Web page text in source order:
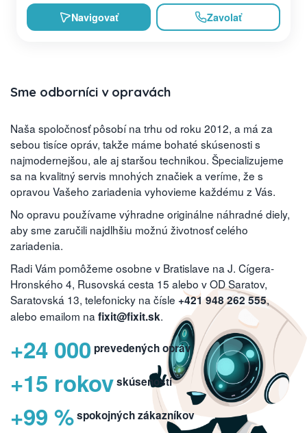
Navigovať Zavolať
Sme odborníci v opravách
Naša spoločnosť pôsobí na trhu od roku 2012, a má za
sebou tisíce opráv, takže máme bohaté skúsenosti s
najmodernejšou, ale aj staršou technikou. Špecializujeme
sa na kvalitný servis mnohých značiek a veríme, že s
opravou Vašeho zariadenia vyhovieme každému z Vás.
No opravu používame výhradne originálne náhradné diely,
aby sme zaručili najdlhšiu možnú životnosť celého
zariadenia.
Radi Vám pomôžeme osobne v Bratislave na J. Cígera-
Hronského 4, Rusovská cesta 15 alebo v OD Saratov,
Saratovská 13, telefonicky na čísle +421 948 262 555,
alebo emailom na fixit@fixit.sk.
+24 000 prevedených opráv
+15 rokovskúseností
+99 %spokojných zákazníkov